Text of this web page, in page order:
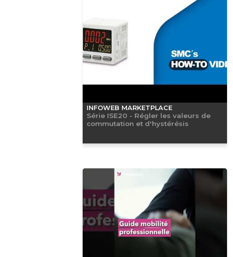
INFOWEB MARKETPLACE
Série ISE20 - Régler les valeurs de
commutation et d'hystérésis